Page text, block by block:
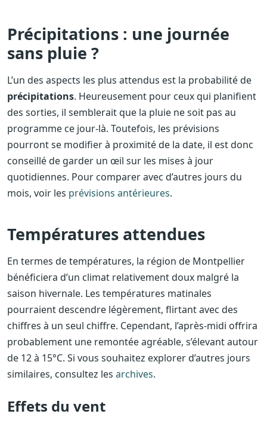
Précipitations : une journée
sans pluie ?
L’un des aspects les plus attendus est la probabilité de
précipitations. Heureusement pour ceux qui planifient
des sorties, il semblerait que la pluie ne soit pas au
programme ce jour-là. Toutefois, les prévisions
pourront se modifier à proximité de la date, il est donc
conseillé de garder un œil sur les mises à jour
quotidiennes. Pour comparer avec d’autres jours du
mois, voir les prévisions antérieures.
Températures attendues
En termes de températures, la région de Montpellier
bénéficiera d’un climat relativement doux malgré la
saison hivernale. Les températures matinales
pourraient descendre légèrement, flirtant avec des
chiffres à un seul chiffre. Cependant, l’après-midi offrira
probablement une remontée agréable, s’élevant autour
de 12 à 15°C. Si vous souhaitez explorer d’autres jours
similaires, consultez les archives.
Effets du vent